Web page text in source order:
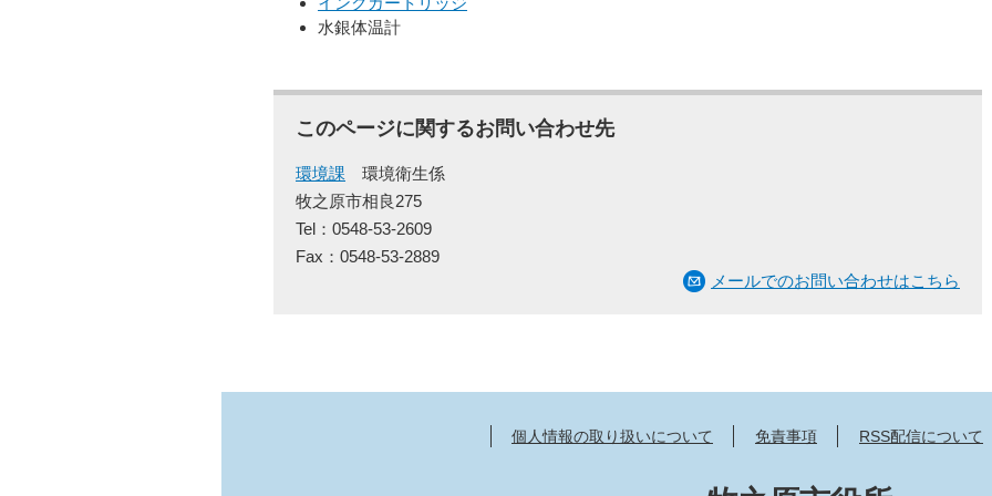
水銀体温計
このページに関するお問い合わせ先
環境課
環境衛生係
牧之原市相良275
Tel：0548-53-2609
Fax：0548-53-2889
メールでのお問い合わせはこちら
個人情報の取り扱いについて 免責事項 RSS配信について